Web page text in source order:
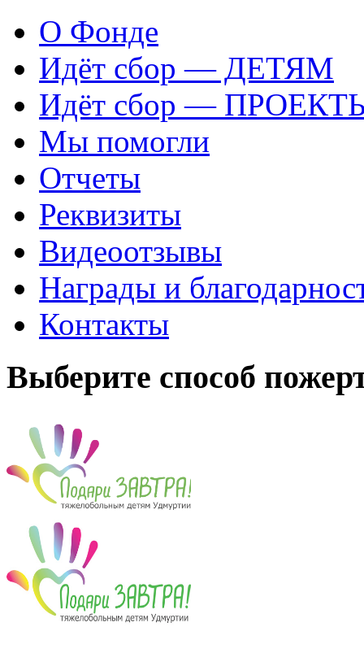
О Фонде
Идёт сбор — ДЕТЯМ
Идёт сбор —
Мы помогли
Отчеты
Реквизиты
Видеоотзывы
Награды и
Контакты
Выберите способ